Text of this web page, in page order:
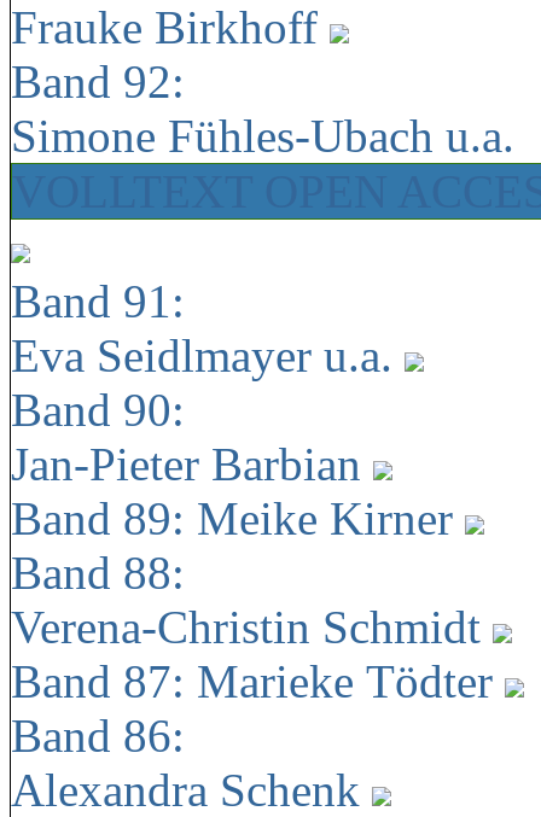
Frauke Birkhoff
Band 92:
Simone Fühles-Ubach u.a.
Band 91:
Eva Seidlmayer u.a.
Band 90:
Jan-Pieter Barbian
Band 89: Meike Kirner
Band 88:
Verena-Christin Schmidt
Band 87: Marieke Tödter
Band 86:
Alexandra Schenk